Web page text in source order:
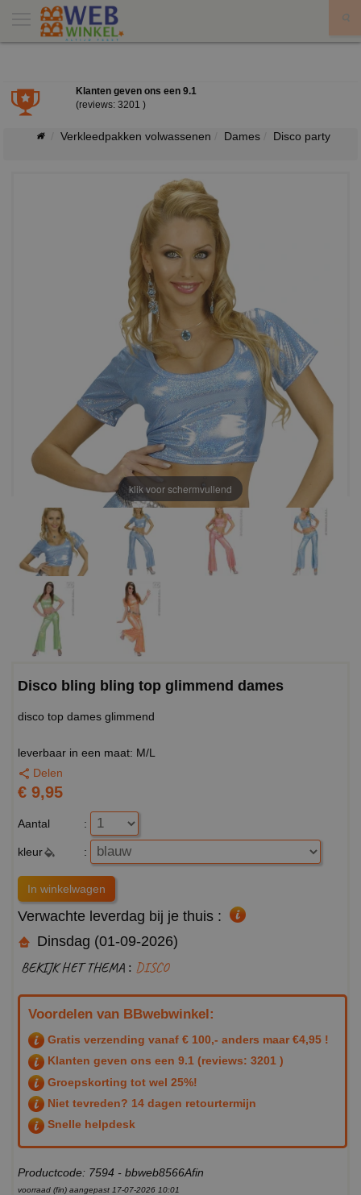
Klanten geven ons een 9.1
(reviews: 3201 )
Verkleedpakken volwassenen Dames Disco party
klik voor schermvullend
Disco bling bling top glimmend dames
disco top dames glimmend
leverbaar in een maat: M/L
Delen
€ 9,95
Aantal :
kleur :
Verwachte leverdag bij je thuis :
Dinsdag (01-09-2026)
BEKIJK HET THEMA : DISCO
Voordelen van BBwebwinkel:
Gratis verzending vanaf € 100,- anders maar €4,95 !
Klanten geven ons een 9.1 (reviews: 3201 )
Groepskorting tot wel 25%!
Niet tevreden? 14 dagen retourtermijn
Snelle helpdesk
Productcode: 7594 - bbweb8566Afin
voorraad (fin) aangepast 17-07-2026 10:01